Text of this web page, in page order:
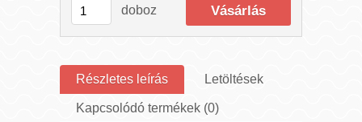
doboz
Részletes leírás Letöltések
Kapcsolódó termékek (0)